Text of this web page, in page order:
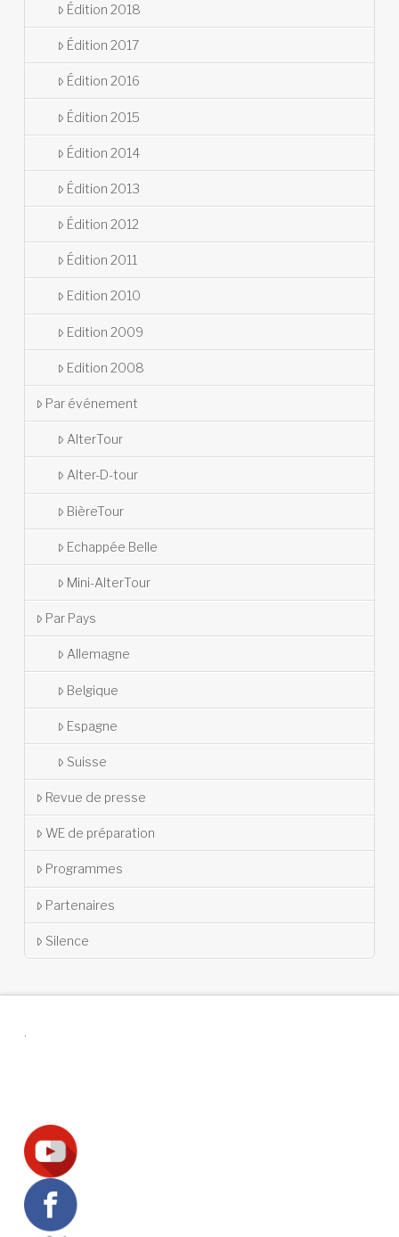
Édition 2018
Édition 2017
Édition 2016
Édition 2015
Édition 2014
Édition 2013
Édition 2012
Édition 2011
Edition 2010
Edition 2009
Edition 2008
Par événement
AlterTour
Alter-D-tour
BièreTour
Echappée Belle
Mini-AlterTour
Par Pays
Allemagne
Belgique
Espagne
Suisse
Revue de presse
WE de préparation
Programmes
Partenaires
Silence